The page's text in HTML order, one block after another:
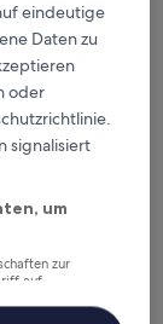
eindeutige
Daten zu
oder
signalisiert
um
zur
auf
von Inhalten,